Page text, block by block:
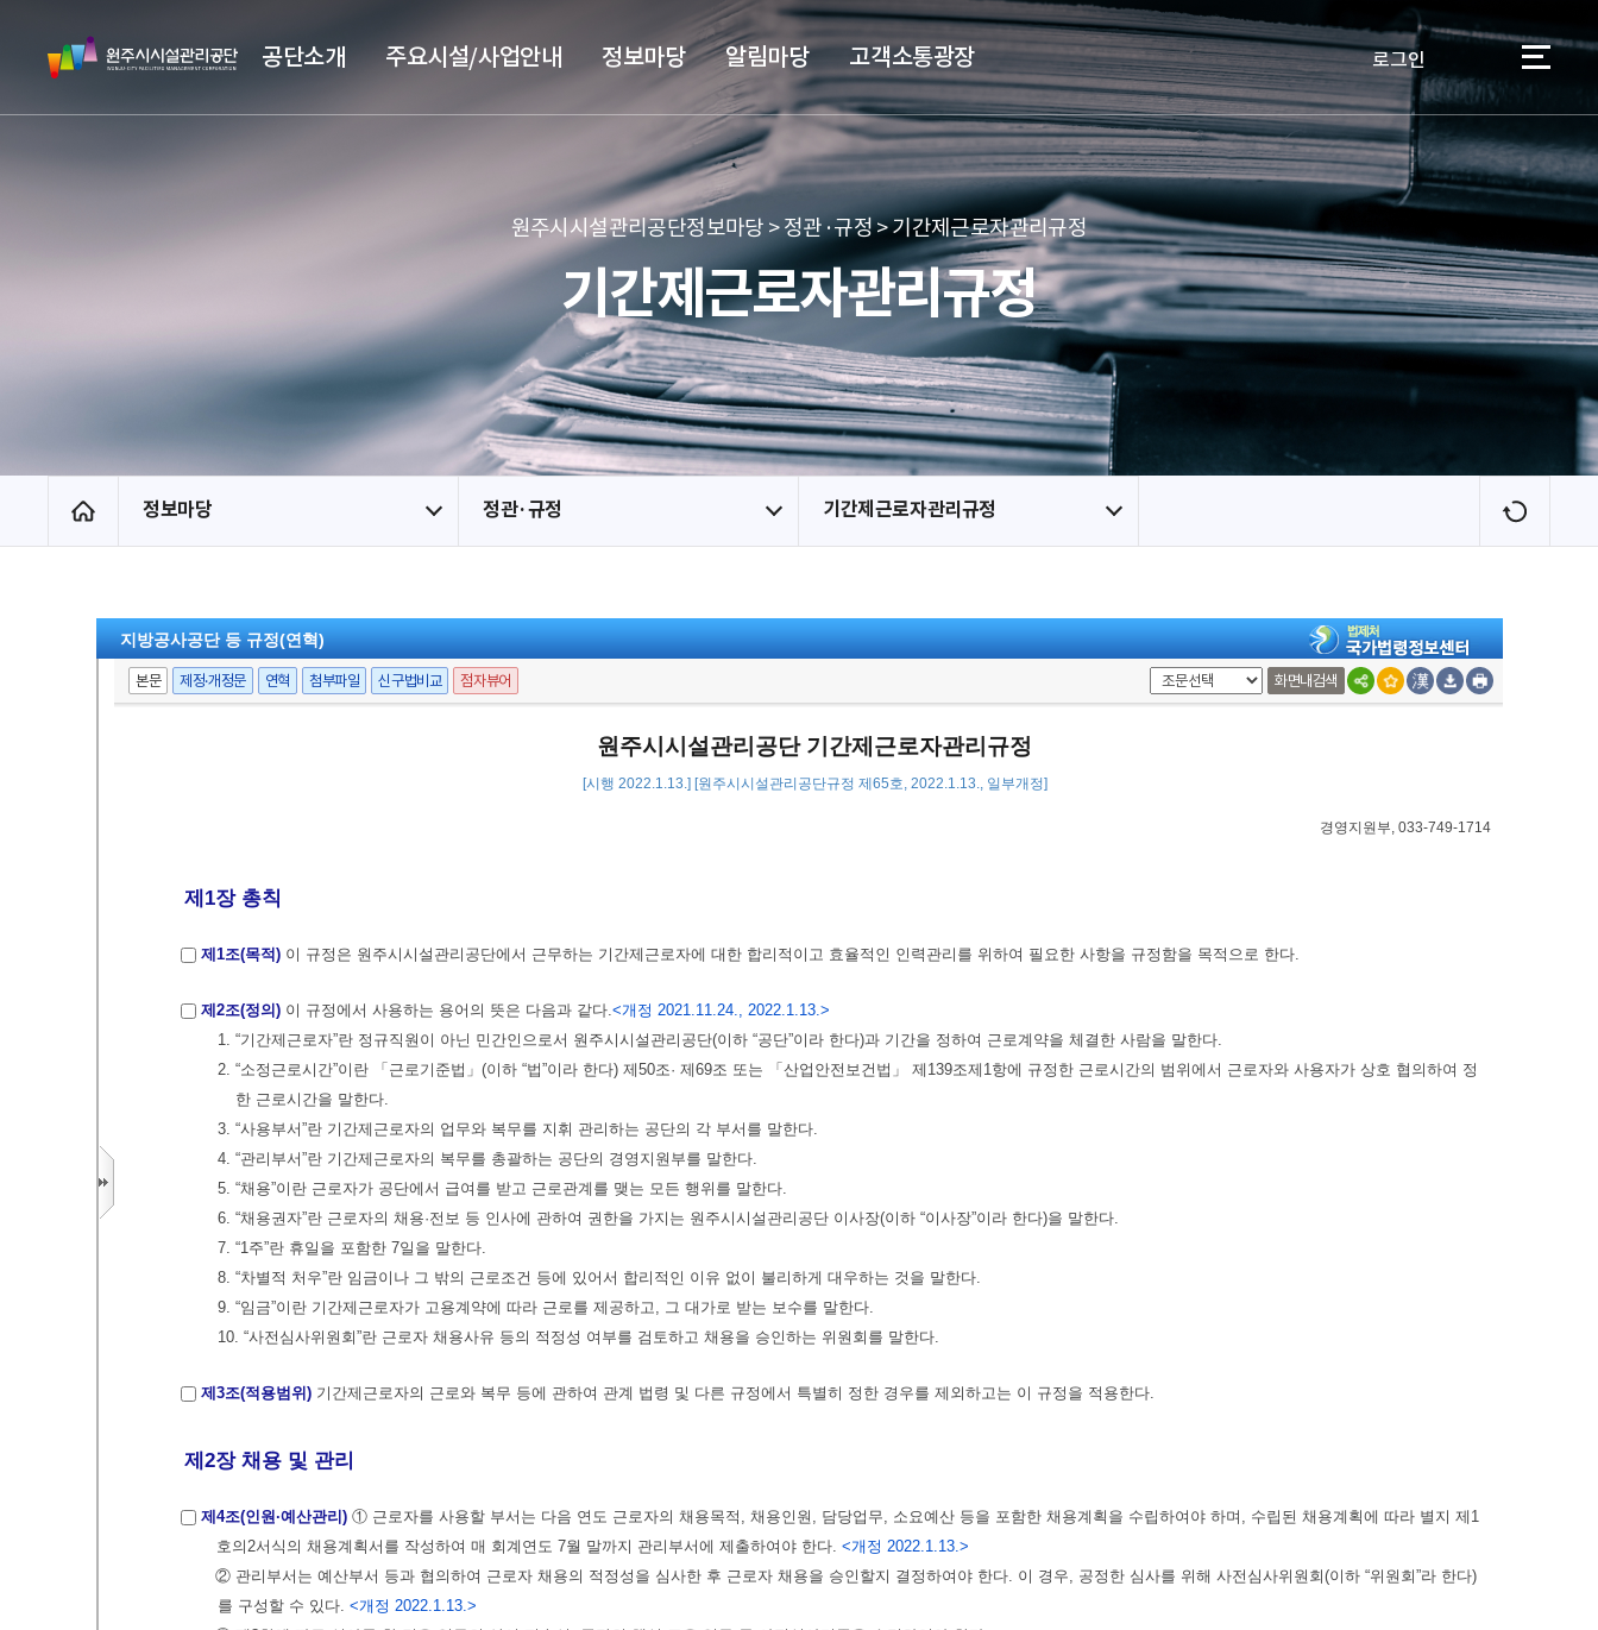
본문 바로가기
메뉴 바로가기
원
주
시
관
단
공단소개 주요시설/사업안내 정보마당 알림마당 고객소통광장 로그인 이용자
원주시시설관리공단정보마당 > 정관·규정 > 기간제근로자관리규정
기간제근로자관리규정
홈 정보마당 정관·규정 기간제근로자관리규정
새
로